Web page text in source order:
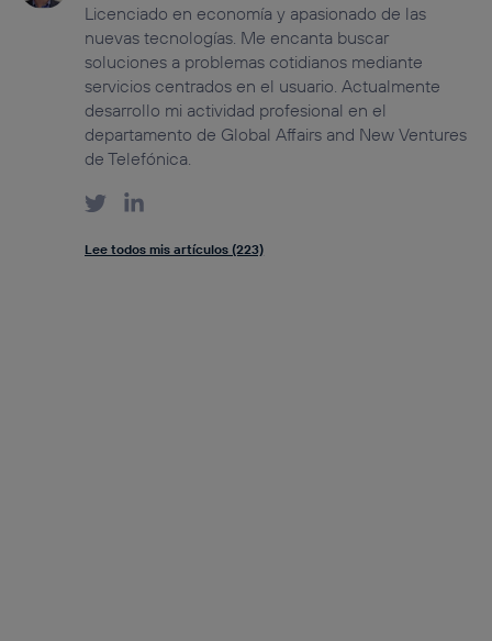
Licenciado en economía y apasionado de las
nuevas tecnologías. Me encanta buscar
soluciones a problemas cotidianos mediante
servicios centrados en el usuario. Actualmente
desarrollo mi actividad profesional en el
departamento de Global Affairs and New Ventures
de Telefónica.
Lee todos mis artículos (223)